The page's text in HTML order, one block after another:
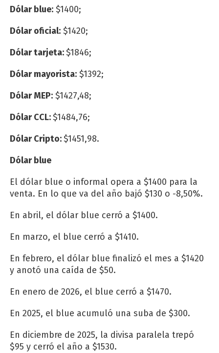
Dólar blue: $1400;
Dólar oficial: $1420;
Dólar tarjeta:$1846;
Dólar mayorista: $1392;
Dólar MEP: $1427,48;
Dólar CCL:$1484,76;
Dólar Cripto:$1451,98.
Dólar blue
El dólar blue o informal opera a $1400 para la
venta. En lo que va del año bajó $130 o -8,50%.
En abril, el dólar blue cerró a $1400.
En marzo, el blue cerró a $1410.
En febrero, el dólar blue finalizó el mes a $1420
y anotó una caída de $50.
En enero de 2026, el blue cerró a $1470.
En 2025, el blue acumuló una suba de $300.
En diciembre de 2025, la divisa paralela trepó
$95 y cerró el año a $1530.